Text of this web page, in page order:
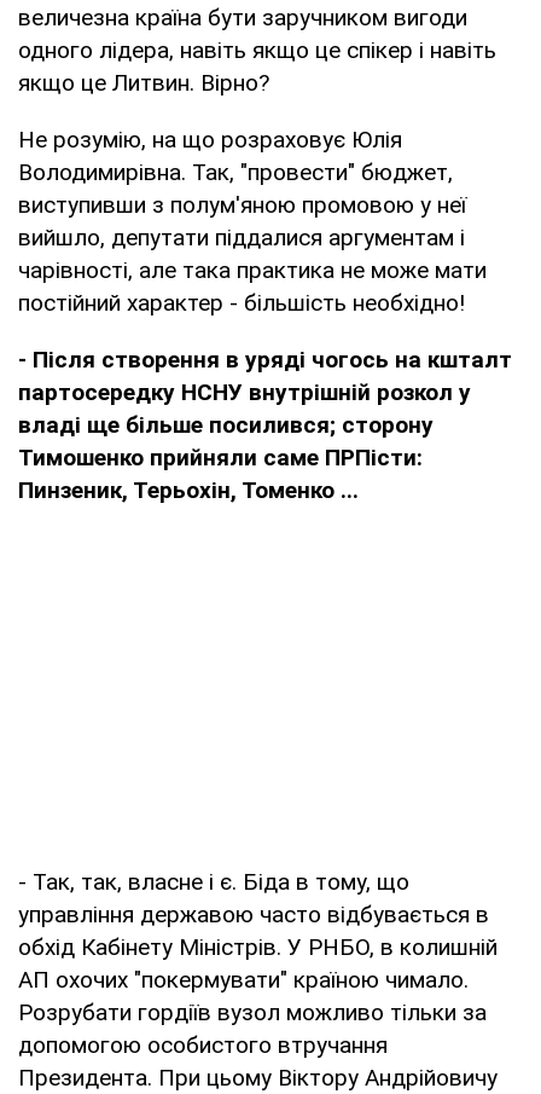
величезна країна бути заручником вигоди
одного лідера, навіть якщо це спікер і навіть
якщо це Литвин. Вірно?
Не розумію, на що розраховує Юлія
Володимирівна. Так, "провести" бюджет,
виступивши з полум'яною промовою у неї
вийшло, депутати піддалися аргументам і
чарівності, але така практика не може мати
постійний характер - більшість необхідно!
- Після створення в уряді чогось на кшталт
партосередку НСНУ внутрішній розкол у
владі ще більше посилився; сторону
Тимошенко прийняли саме ПРПісти:
Пинзеник, Терьохін, Томенко ...
- Так, так, власне і є. Біда в тому, що
управління державою часто відбувається в
обхід Кабінету Міністрів. У РНБО, в колишній
АП охочих "покермувати" країною чимало.
Розрубати гордіїв вузол можливо тільки за
допомогою особистого втручання
Президента. При цьому Віктору Андрійовичу